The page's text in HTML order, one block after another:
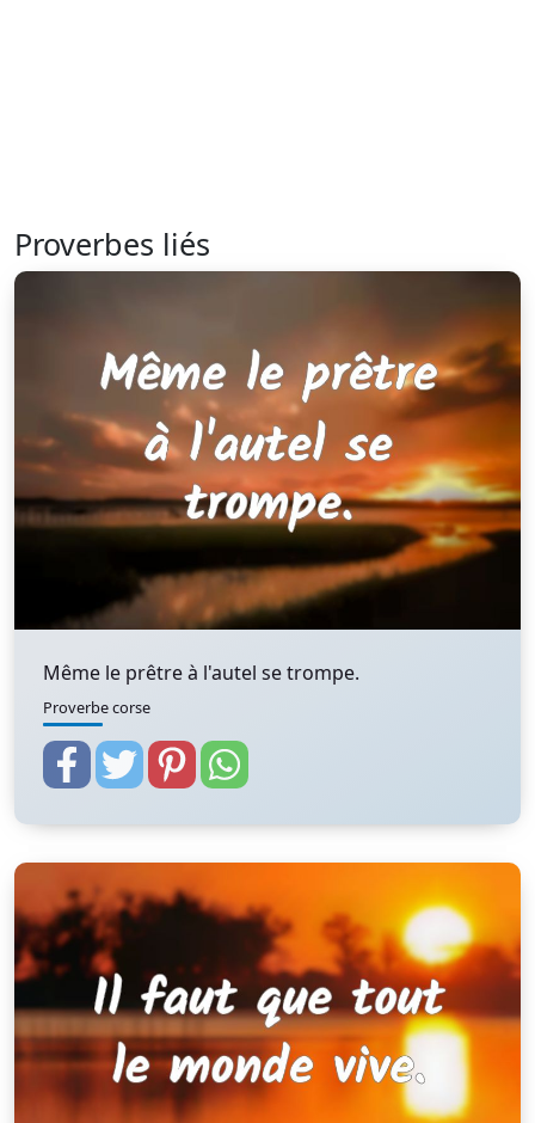
Proverbes liés
Même le prêtre à l'autel se trompe.
Proverbe corse